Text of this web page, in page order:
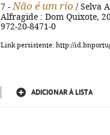
7 - Não é um rio / Selva
Alfragide : Dom Quixote,
972-20-8471-0
Link persistente: http://
ADICIONAR À LISTA